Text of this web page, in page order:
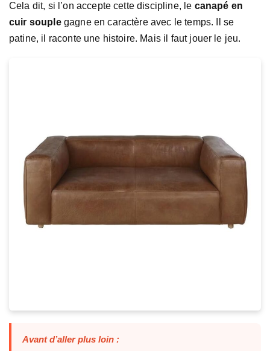
Cela dit, si l’on accepte cette discipline, le canapé en
cuir souplegagne en caractère avec le temps. Il se
patine, il raconte une histoire. Mais il faut jouer le jeu.
Avant d’aller plus loin :